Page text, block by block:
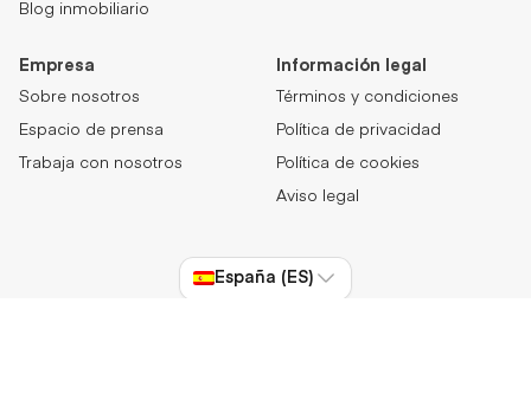
Blog inmobiliario
Empresa
Sobre nosotros
Espacio de prensa
Trabaja con nosotros
Información legal
Términos y condiciones
Política de privacidad
Política de cookies
Aviso legal
España (ES)